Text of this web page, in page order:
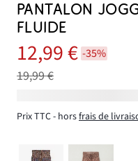
PANTALON
FLUIDE
12,99 € -35%
19,99 €
Prix TTC - horsfrais de